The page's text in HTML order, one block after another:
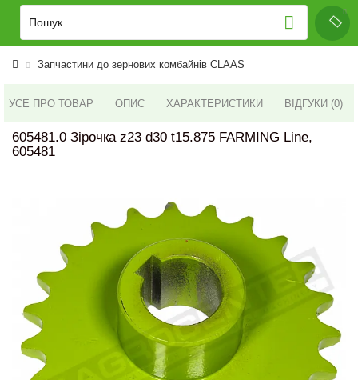
Запчастини до зернових комбайнів CLAAS
УСЕ ПРО ТОВАР ОПИС ХАРАКТЕРИСТИКИ ВІДГУКИ (0)
605481.0 Зірочка z23 d30 t15.875 FARMING Line,
605481